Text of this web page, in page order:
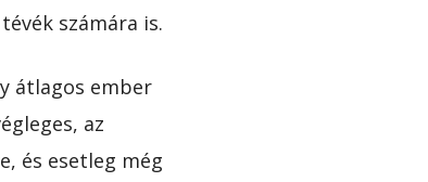
számára is.
átlagos ember
az
és esetleg még